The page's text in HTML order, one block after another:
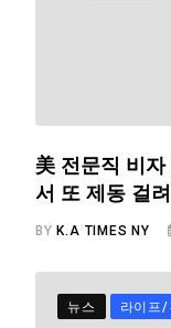
美 전문직 비
서 또 제동 걸려
BY K.A TIMES NY
뉴스 라이프/